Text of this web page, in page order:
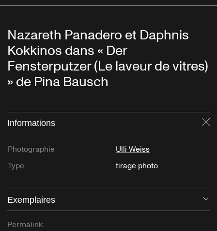
Nazareth Panadero et Daphnis
Kokkinos dans « Der
Fensterputzer (Le laveur de vitres)
» de Pina Bausch
Informations
Photographie
Ulli Weiss
Type
tirage photo
Exemplaires
Permalink: